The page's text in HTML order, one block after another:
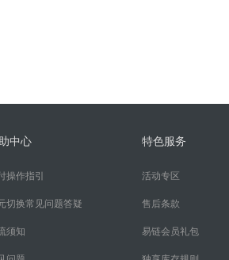
中心
操作指引
切换常见问题答疑
须知
特色服务
活动专区
售后条款
易链会员礼包